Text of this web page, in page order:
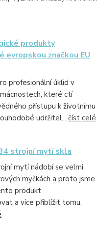
produkty
evropskou značkou EU
profesionální úklid v
které ctí
přístupu k životnímu
udržitel... číst celé
strojní mytí skla
mytí nádobí se velmi
myčkách a proto jsme
produkt
a více přiblížit tomu,